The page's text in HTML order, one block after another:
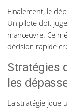
Finalement, le
Un pilote doit
manœuvre. Ce
décision rapide
Stratégies
les
La stratégie joue